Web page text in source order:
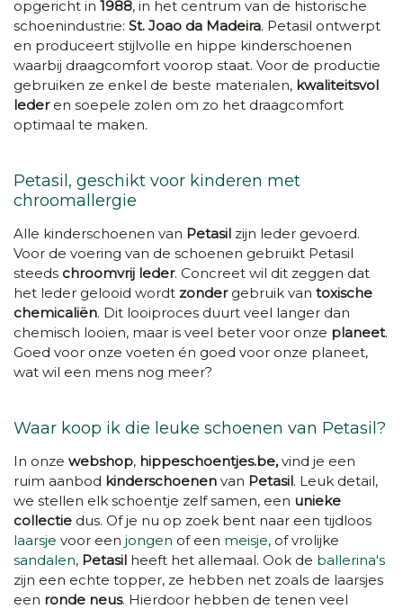
opgericht in 1988, in het centrum van de historische
schoenindustrie: St. Joao da Madeira. Petasil ontwerpt
en produceert stijlvolle en hippe kinderschoenen
waarbij draagcomfort voorop staat. Voor de productie
gebruiken ze enkel de beste materialen, kwaliteitsvol
lederen soepele zolen om zo het draagcomfort
optimaal te maken.
Petasil, geschikt voor kinderen met
chroomallergie
Alle kinderschoenen van Petasil zijn leder gevoerd.
Voor de voering van de schoenen gebruikt Petasil
steeds chroomvrij leder. Concreet wil dit zeggen dat
het leder gelooid wordt zondergebruik van toxische
chemicaliën. Dit looiproces duurt veel langer dan
chemisch looien, maar is veel beter voor onze planeet.
Goed voor onze voeten én goed voor onze planeet,
wat wil een mens nog meer?
Waar koop ik die leuke schoenen van Petasil?
In onze webshop, hippeschoentjes.be,vind je een
ruim aanbod kinderschoenen van Petasil. Leuk detail,
we stellen elk schoentje zelf samen, een unieke
collectie dus. Of je nu op zoek bent naar een tijdloos
laarsje voor een jongen of een meisje, of vrolijke
sandalen, Petasil heeft het allemaal. Ook de ballerina's
zijn een echte topper, ze hebben net zoals de laarsjes
een ronde neus. Hierdoor hebben de tenen veel